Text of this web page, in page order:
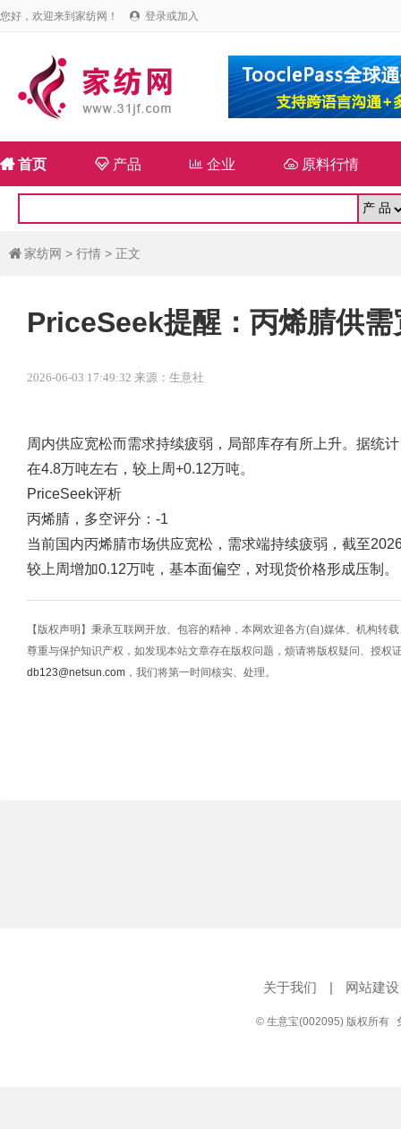
您好，欢迎来到家纺网！  登录或加入
首页 产品  企业 原料行情
 家纺网 > 行情 > 正文
PriceSeek提醒：丙烯腈供
2026-06-03 17:49:32 来源：生意社
周内供应宽松而需求持续疲弱，局部库存有所上升。据统
在4.8万吨左右，较上周+0.12万吨。
PriceSeek评析
丙烯腈，多空评分：-1
当前国内丙烯腈市场供应宽松，需求端持续疲弱，截至
较上周增加0.12万吨，基本面偏空，对现货价格形成压制。
【版权声明】秉承互联网开放、包容的精神，本网欢迎各方(自)媒体、机构转
尊重与保护知识产权，如发现本站文章存在版权问题，烦请将版权疑问、授权
db123@netsun.com ，我们将第一时间核实、处理。
关于我们 | 网站建设
© 生意宝(002095) 版权所有